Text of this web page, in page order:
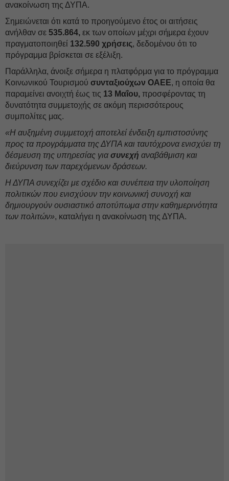
ανακοίνωση της ΔΥΠΑ.
Σημειώνεται ότι κατά το προηγούμενο έτος οι αιτήσεις
ανήλθαν σε 535.864, εκ των οποίων μέχρι σήμερα έχουν
πραγματοποιηθεί 132.590 χρήσεις, δεδομένου ότι το
πρόγραμμα βρίσκεται σε εξέλιξη.
Παράλληλα, άνοιξε σήμερα η πλατφόρμα για το πρόγραμμα
Κοινωνικού Τουρισμού συνταξιούχων ΟΑΕΕ, η οποία θα
παραμείνει ανοιχτή έως τις 13 Μαΐου, προσφέροντας τη
δυνατότητα συμμετοχής σε ακόμη περισσότερους
συμπολίτες μας.
«Η αυξημένη συμμετοχή αποτελεί ένδειξη εμπιστοσύνης
προς τα προγράμματα της ΔΥΠΑ και ταυτόχρονα ενισχύει τη
δέσμευση της υπηρεσίας για συνεχή αναβάθμιση και
διεύρυνση των παρεχόμενων δράσεων.
Η ΔΥΠΑ συνεχίζει με σχέδιο και συνέπεια την υλοποίηση
πολιτικών που ενισχύουν την κοινωνική συνοχή και
δημιουργούν ουσιαστικό αποτύπωμα στην καθημερινότητα
των πολιτών», καταλήγει η ανακοίνωση της ΔΥΠΑ.